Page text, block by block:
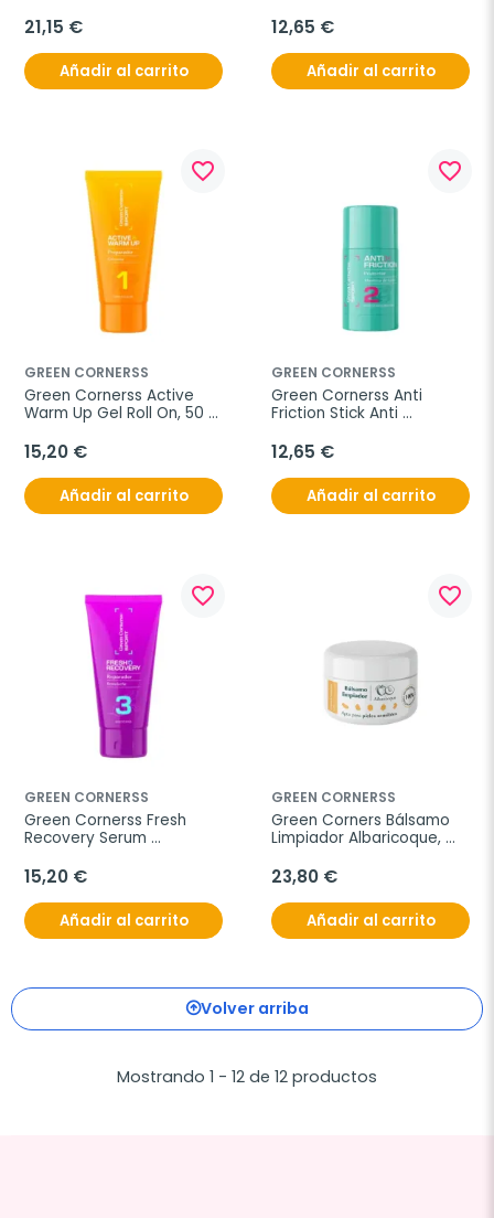
21,15 €
Añadir al carrito
12,65 €
Añadir al carrito
favorite_border
GREEN CORNERSS
Green Cornerss Active
Warm Up Gel Roll On, 50
15,20 €
Añadir al carrito
favorite_border
GREEN CORNERSS
Green Cornerss Anti
Friction Stick Anti
12,65 €
Añadir al carrito
favorite_border
GREEN CORNERSS
Green Cornerss Fresh
Recovery Serum
15,20 €
Añadir al carrito
favorite_border
GREEN CORNERSS
Green Corners Bálsamo
Limpiador Albaricoque,
23,80 €
Añadir al carrito
Volver arriba
Mostrando 1 - 12 de 12 productos